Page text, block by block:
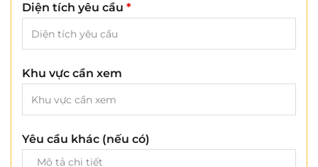
Diện tích yêu cầu *
Khu vực cần xem
Yêu cầu khác (nếu có)